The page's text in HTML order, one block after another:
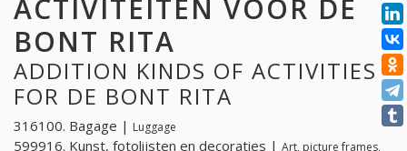
ACTIVITEITEN VOOR DE
BONT RITA
ADDITION KINDS OF ACTIVITIES
FOR DE BONT RITA
316100. Bagage | Luggage
599916. Kunst, fotolijsten en decoraties | Art, picture frames,